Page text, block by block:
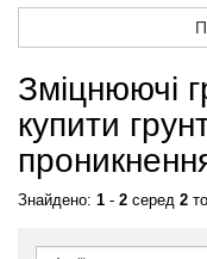
Зміцнюючі
купити
Знайдено: 1 - 2 серед 2